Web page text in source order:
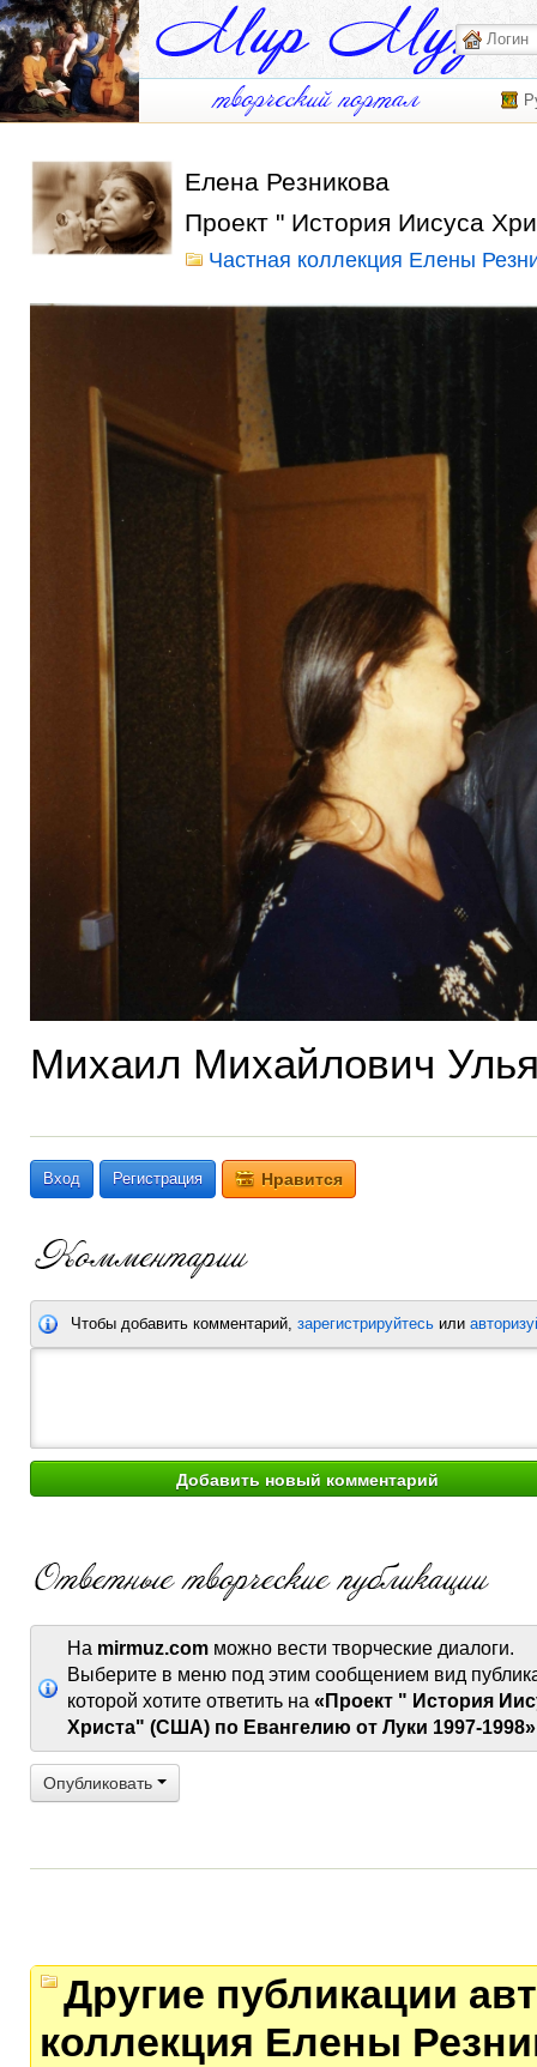
Елена Резникова
Проект " История Иисуса
Частная коллекция Елены
Михаил Михайлович
Вход Регистрация Нравится
Чтобы добавить комментарий, зарегистрируйтесь или
На mirmuz.com можно вести творческие диалоги.
Выберите в меню под этим сообщением вид
которой хотите ответить на «Проект " История
Христа" (США) по Евангелию от Луки 1997-1998»
Опубликовать
Другие публикации
коллекция Елены